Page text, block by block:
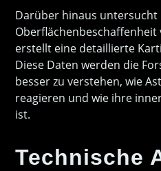
Darüber hinaus untersucht
erstellt eine detaillierte
Diese Daten werden die
besser zu verstehen, wie
reagieren und wie ihre
ist.
Technische